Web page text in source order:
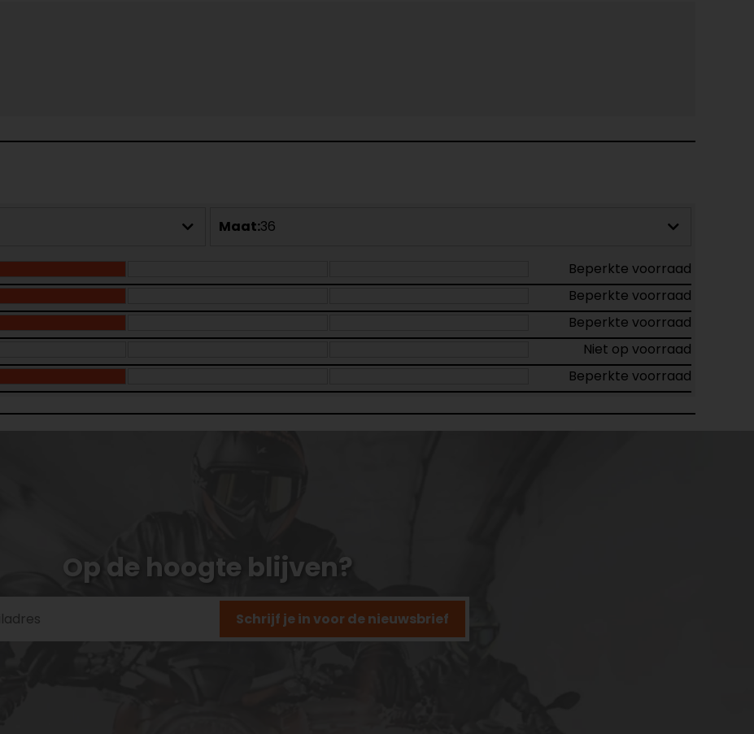
Maat:36
Beperkte voorraad
Beperkte voorraad
Beperkte voorraad
Niet op voorraad
Beperkte voorraad
Op de hoogte blijven?
Schrijf je in voor de nieuwsbrief